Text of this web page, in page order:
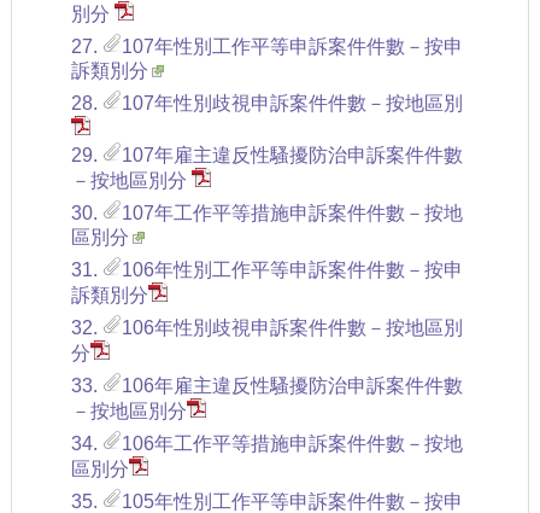
別分
27.
107年性別工作平等申訴案件件數－按申
訴類別分
28.
107年性別歧視申訴案件件數－按地區別
29.
107年雇主違反性騷擾防治申訴案件件數
－按地區別分
30.
107年工作平等措施申訴案件件數－按地
區別分
31.
106年性別工作平等申訴案件件數－按申
訴類別分
32.
106年性別歧視申訴案件件數－按地區別
分
33.
106年雇主違反性騷擾防治申訴案件件數
－按地區別分
34.
106年工作平等措施申訴案件件數－按地
區別分
35.
105年性別工作平等申訴案件件數－按申